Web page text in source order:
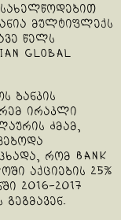
მულტიფლექს
წელს
Global
ბანკის
ირაკლი
ძმამ,
რომ Bank
აქციების 25%
2016-2017